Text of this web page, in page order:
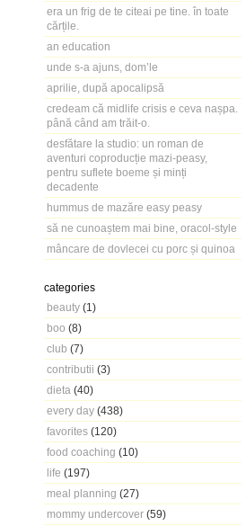
era un frig de te citeai pe tine. în toate
cărțile.
an education
unde s-a ajuns, dom’le
aprilie, după apocalipsă
credeam că midlife crisis e ceva nașpa.
până când am trăit-o.
desfătare la studio: un roman de
aventuri coproducție mazi-peasy,
pentru suflete boeme și minți
decadente
hummus de mazăre easy peasy
să ne cunoaștem mai bine, oracol-style
mâncare de dovlecei cu porc și quinoa
categories
beauty (1)
boo (8)
club (7)
contributii (3)
dieta (40)
every day (438)
favorites (120)
food coaching (10)
life (197)
meal planning (27)
mommy undercover (59)